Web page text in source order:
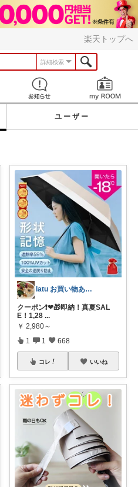
楽天トップへ
詳細検索
見つける お知らせ
ユーザー
latu お買い物ありがとうございます
クーポン❗❤🎁即納！真夏SAL
E！1,28 ...
￥ 2,980～
1 1 668
コレ いいね